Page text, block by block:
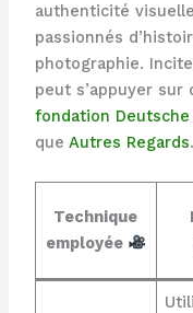
authenticité
passionnés
photographie.
peut s’appuyer sur
fondation Deutsche
que Autres Regards.
Technique
employée